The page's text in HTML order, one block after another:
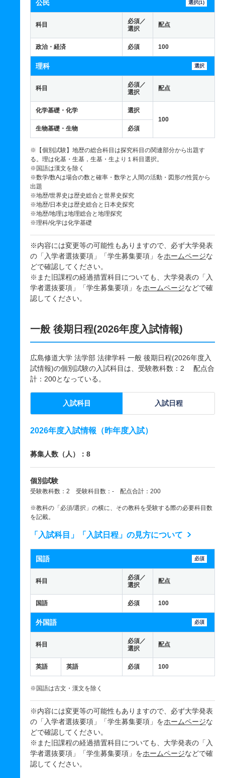
公民 選択(1)
科目
必須／
選択
配点
政治・経済 必須 100
理科 選択
科目
必須／
選択
配点
化学基礎・化学
選択
100
生物基礎・生物
必須
※【個別試験】地歴の総合科目は探究科目の関連部分から出題す
る。理は化基・生基，生基・生より１科目選択。
※国語は漢文を除く
※数学/数Aは場合の数と確率・数学と人間の活動・図形の性質から
出題
※地歴/世界史は歴史総合と世界史探究
※地歴/日本史は歴史総合と日本史探究
※地歴/地理は地理総合と地理探究
※理科/化学は化学基礎
※内容には変更等の可能性もありますので、必ず大学発表
の「入学者選抜要項」「学生募集要項」をホームページな
どで確認してください。
※また旧課程の経過措置科目についても、大学発表の「入
学者選抜要項」「学生募集要項」をホームページなどで確
認してください。
一般 後期日程(2026年度入試情報)
広島修道大学 法学部 法律学科 一般 後期日程(2026年度入
試情報)の個別試験の入試科目は、受験教科数：2 配点合
計：200となっている。
入試科目 入試日程
2026年度入試情報（昨年度入試）
募集人数（人）：8
個別試験
受験教科数：2 受験科目数：- 配点合計：200
※教科の「必須/選択」の横に、その教科を受験する際の必要科目数
を記載。
「入試科目」「入試日程」の見方について
国語 必須
科目
必須／
選択
配点
国語 必須 100
外国語 必須
科目
必須／
選択
配点
英語 英語 必須 100
※国語は古文・漢文を除く
※内容には変更等の可能性もありますので、必ず大学発表
の「入学者選抜要項」「学生募集要項」をホームページな
どで確認してください。
※また旧課程の経過措置科目についても、大学発表の「入
学者選抜要項」「学生募集要項」をホームページなどで確
認してください。